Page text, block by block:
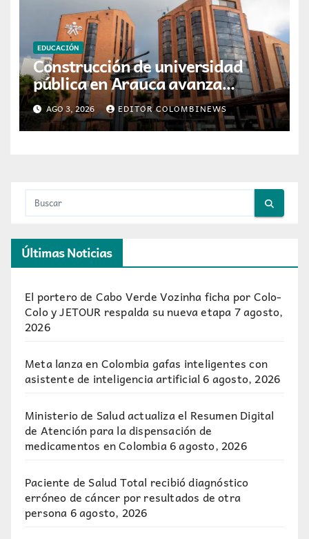
EDUCACIÓN
Construcción de universidad
pública en Arauca avanza
lentamente y opera
provisionalmente en colegio de
Saravena
AGO 3, 2026 EDITOR COLOMBINEWS
Últimas Noticias
El portero de Cabo Verde Vozinha ficha por Colo-
Colo y JETOUR respalda su nueva etapa7 agosto,
2026
Meta lanza en Colombia gafas inteligentes con
asistente de inteligencia artificial 6 agosto, 2026
Ministerio de Salud actualiza el Resumen Digital
de Atención para la dispensación de
medicamentos en Colombia6 agosto, 2026
Paciente de Salud Total recibió diagnóstico
erróneo de cáncer por resultados de otra
persona6 agosto, 2026